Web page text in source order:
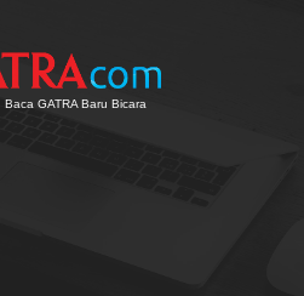
Baca GATRA Baru Bicara